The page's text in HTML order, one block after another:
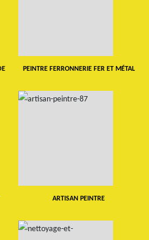
PEINTRE FERRONNERIE FER ET MÉTAL
ARTISAN PEINTRE